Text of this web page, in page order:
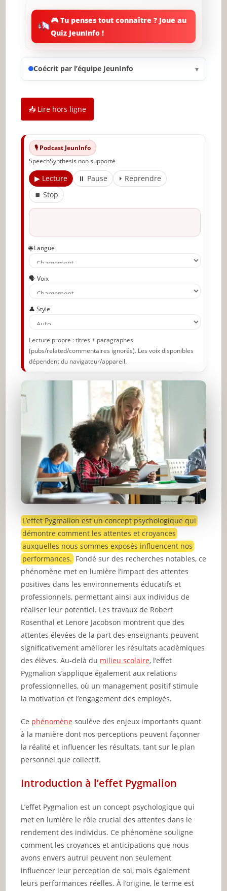
relations sociales
Critiques et limites de l’effet Pygmalion
Comment appliquer l’effet Pygmalion
pour améliorer les résultats
✨ Nouveau sur JeunInfo ?
Articles recommandés
Partager l'amour
🎮 Tu penses tout connaître ? Joue au
Quiz JeunInfo !
Coécrit par l’équipe JeunInfo ▾
📥 Lire hors ligne
🎙️ Podcast JeunInfo
SpeechSynthesis non supporté
▶ Lecture ⏸ Pause
⏵ Reprendre
⏹ Stop
🌐 Langue
🗣️ Voix
👤 Style
Lecture propre : titres + paragraphes
(pubs/related/commentaires ignorés). Les voix disponibles
dépendent du navigateur/appareil.
L’effet Pygmalion est un concept psychologique qui
démontre comment les attentes et croyances
auxquelles nous sommes exposés influencent nos
performances. Fondé sur des recherches notables, ce
phénomène met en lumière l’impact des attentes
positives dans les environnements éducatifs et
professionnels, permettant ainsi aux individus de
réaliser leur potentiel. Les travaux de Robert
Rosenthal et Lenore Jacobson montrent que des
attentes élevées de la part des enseignants peuvent
significativement améliorer les résultats académiques
des élèves. Au-delà du milieu scolaire, l’effet
Pygmalion s’applique également aux relations
professionnelles, où un management positif stimule
la motivation et l’engagement des employés.
Ce phénomène soulève des enjeux importants quant
à la manière dont nos perceptions peuvent façonner
la réalité et influencer les résultats, tant sur le plan
personnel que collectif.
Introduction à l’effet Pygmalion
L’effet Pygmalion est un concept psychologique qui
met en lumière le rôle crucial des attentes dans le
rendement des individus. Ce phénomène souligne
comment les croyances et anticipations que nous
avons envers autrui peuvent non seulement
influencer leur perception de soi, mais également
leurs performances réelles. À l’origine, le terme est